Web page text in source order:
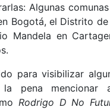
Algunas
Bogotá, el Distrito de
Mandela en
para visibilizar
pena mencionar
Rodrigo D No